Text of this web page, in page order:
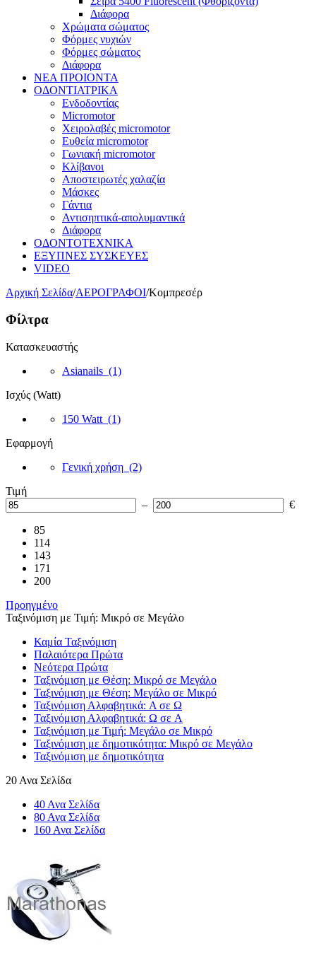
Διάφορα
Χρώματα σώματος
Φόρμες νυχιών
Φόρμες σώματος
Διάφορα
ΝΕΑ ΠΡΟΙΟΝΤΑ
ΟΔΟΝΤΙΑΤΡΙΚΑ
Ενδοδοντίας
Micromotor
Χειρολαβές micromotor
Ευθεία micromotor
Γωνιακή micromotor
Κλίβανοι
Αποστειρωτές χαλαζία
Μάσκες
Γάντια
Αντισηπτικά-απολυμαντικά
Διάφορα
ΟΔΟΝΤΟΤΕΧΝΙΚΑ
ΕΞΥΠΝΕΣ ΣΥΣΚΕΥΕΣ
VIDEO
Αρχική Σελίδα/ΑΕΡΟΓΡΑΦΟΙ/Κομπρεσέρ
Φίλτρα
Κατασκευαστής
Asianails (1)
Ισχύς (Watt)
150 Watt (1)
Εφαρμογή
Γενική χρήση (2)
Τιμή
–
€
85
114
143
171
200
Προηγμένο
Ταξινόμιση με Τιμή: Μικρό σε Μεγάλο
Καμία Ταξινόμιση
Παλαιότερα Πρώτα
Νεότερα Πρώτα
Ταξινόμιση με Θέση: Μικρό σε Μεγάλο
Ταξινόμιση με Θέση: Μεγάλο σε Μικρό
Ταξινόμιση Αλφαβητικά: A σε Ω
Ταξινόμιση Αλφαβητικά: Ω σε A
Ταξινόμιση με Τιμή: Μεγάλο σε Μικρό
Ταξινόμιση με δημοτικότητα: Μικρό σε Μεγάλο
Ταξινόμιση με δημοτικότητα
20 Ανα Σελίδα
40 Ανα Σελίδα
80 Ανα Σελίδα
160 Ανα Σελίδα